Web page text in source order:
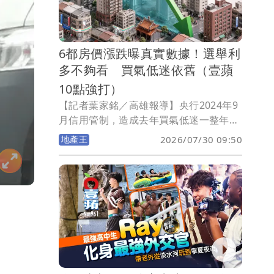
3小時後再一起搭上蕭敬騰的車，前往楊
祐寧經營的「元鍋」續攤，蕭敬騰捧著鮮
花替好友慶生，1小時後，王心凌繼續和
平頭男一起行動，搭車到內湖「黑美林」
品嘗台南小吃，從晚上6點半一路到凌晨1
點才返家，平頭男相伴6小時，當稱職護
花使者。
6都房價漲跌曝真實數據！選舉利
多不夠看 買氣低迷依舊（壹蘋
10點強打）
【記者葉家銘／高雄報導】央行2024年9
月信用管制，造成去年買氣低迷一整年，
成交量大減近9萬戶，預售屋揭露量大減
逾7成！不動產業者原先期盼今年因有選
舉紅利，盼政府釋出房市利多，結果僅有
換屋族貸款多1成，青安3.0購屋針對首購
與婚育補貼，但設總價與排富門檻，難對
市場產生加溫，該現象導致今年房市買氣
持續低迷，6都建物買賣移轉棟數成交微
縮4.7%，房價漲跌互見，預售屋南部受科
技題材投資買氣降溫，交易量呈現腰斬再
探底。
地產王 2026/07/30 09:50